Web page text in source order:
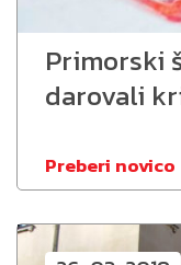
Primorski
darovali
Preberi novico